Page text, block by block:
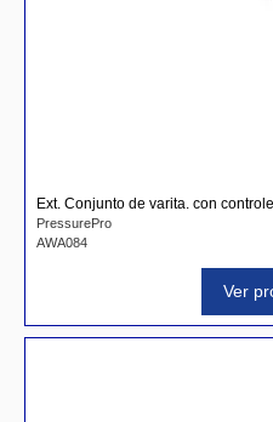
Ext. Conjunto de varita. con
PressurePro
AWA084
Ver